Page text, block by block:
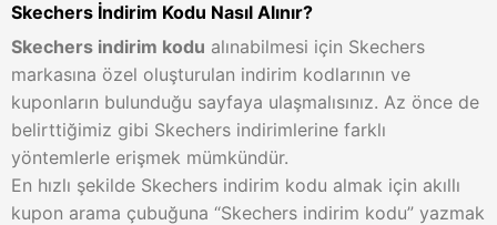
Skechers İndirim Kodu Nasıl Alınır?
Skechers indirim kodu alınabilmesi için Skechers
markasına özel oluşturulan indirim kodlarının ve
kuponların bulunduğu sayfaya ulaşmalısınız. Az önce de
belirttiğimiz gibi Skechers indirimlerine farklı
yöntemlerle erişmek mümkündür.
En hızlı şekilde Skechers indirim kodu almak için akıllı
kupon arama çubuğuna “Skechers indirim kodu” yazmak